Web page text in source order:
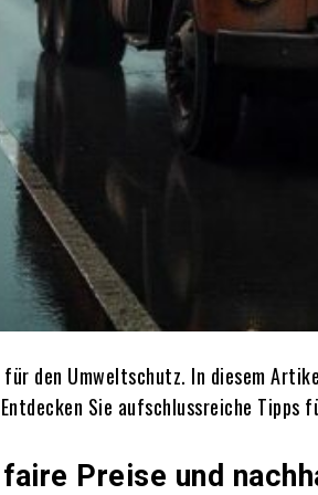
den Umweltschutz. In diesem
Sie aufschlussreiche
Preise und